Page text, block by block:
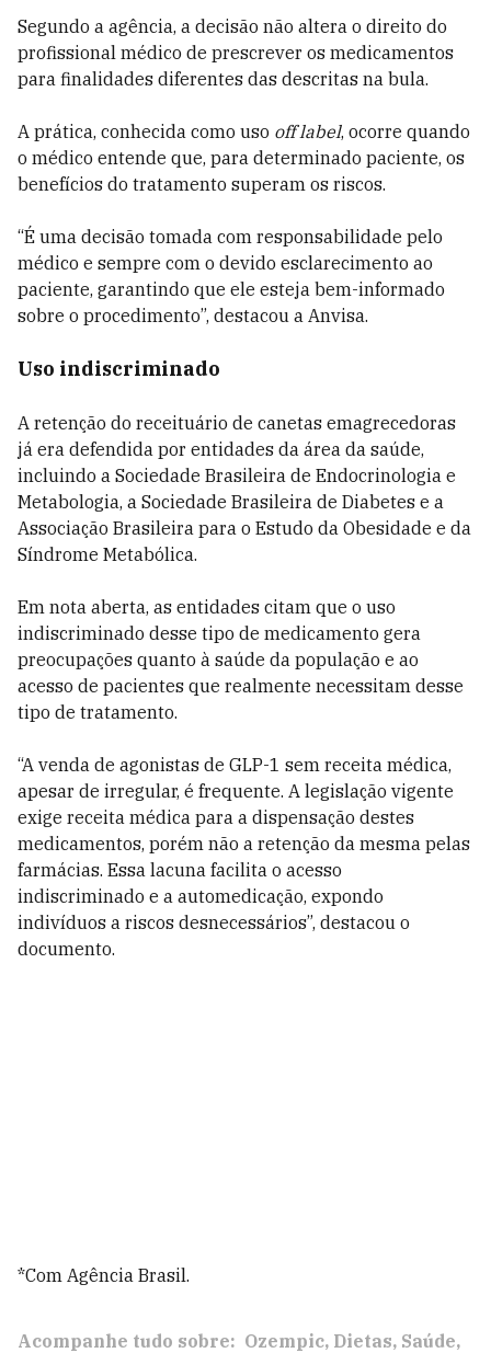
Segundo a agência, a decisão não altera o direito do
profissional médico de prescrever os medicamentos
para finalidades diferentes das descritas na bula.
A prática, conhecida como uso off label, ocorre quando
o médico entende que, para determinado paciente, os
benefícios do tratamento superam os riscos.
“É uma decisão tomada com responsabilidade pelo
médico e sempre com o devido esclarecimento ao
paciente, garantindo que ele esteja bem-informado
sobre o procedimento”, destacou a Anvisa.
Uso indiscriminado
A retenção do receituário de canetas emagrecedoras
já era defendida por entidades da área da saúde,
incluindo a Sociedade Brasileira de Endocrinologia e
Metabologia, a Sociedade Brasileira de Diabetes e a
Associação Brasileira para o Estudo da Obesidade e da
Síndrome Metabólica.
Em nota aberta, as entidades citam que o uso
indiscriminado desse tipo de medicamento gera
preocupações quanto à saúde da população e ao
acesso de pacientes que realmente necessitam desse
tipo de tratamento.
“A venda de agonistas de GLP-1 sem receita médica,
apesar de irregular, é frequente. A legislação vigente
exige receita médica para a dispensação destes
medicamentos, porém não a retenção da mesma pelas
farmácias. Essa lacuna facilita o acesso
indiscriminado e a automedicação, expondo
indivíduos a riscos desnecessários”, destacou o
documento.
*Com Agência Brasil.
Acompanhe tudo sobre: Ozempic Dietas Saúde